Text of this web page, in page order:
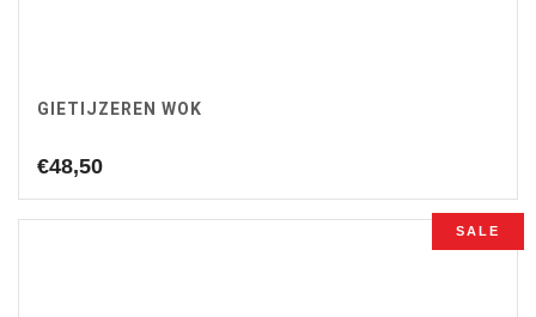
GIETIJZEREN WOK
€48,50
SALE